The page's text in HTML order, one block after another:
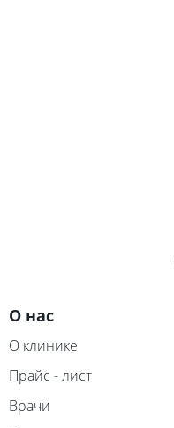
О нас
О клинике
Прайс - лист
Врачи